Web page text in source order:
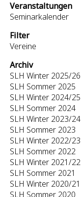
Veranstaltungen
Seminarkalender
Filter
Vereine
Archiv
SLH Winter 2025/26
SLH Sommer 2025
SLH Winter 2024/25
SLH Sommer 2024
SLH Winter 2023/24
SLH Sommer 2023
SLH Winter 2022/23
SLH Sommer 2022
SLH Winter 2021/22
SLH Sommer 2021
SLH Winter 2020/21
SLH Sommer 2020